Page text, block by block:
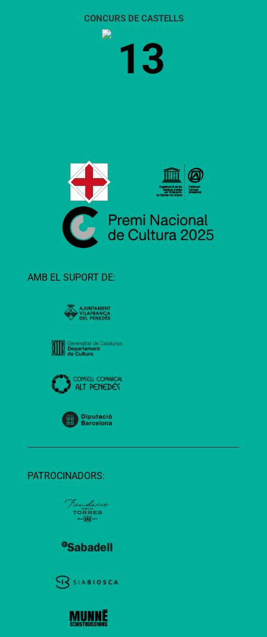
CONCURS DE CASTELLS
13
AMB EL SUPORT DE:
PATROCINADORS: